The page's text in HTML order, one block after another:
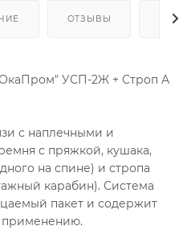
ОТЗЫВЫ КАК
УСП-2Ж + Строп А
с наплечными и
с пряжкой, кушака,
на спине) и стропа
карабин). Система
пакет и содержит
применению.